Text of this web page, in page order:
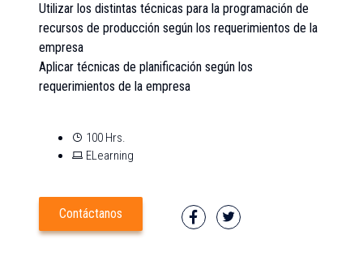
Utilizar los distintas técnicas para la programación de
recursos de producción según los requerimientos de la
empresa
Aplicar técnicas de planificación según los
requerimientos de la empresa
100 Hrs.
ELearning
Contáctanos